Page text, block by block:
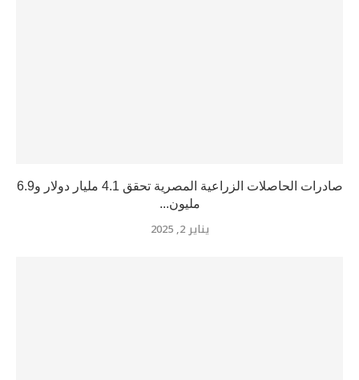
صادرات الحاصلات الزراعية المصرية تحقق 4.1 مليار دولار و6.9
مليون...
يناير 2, 2025